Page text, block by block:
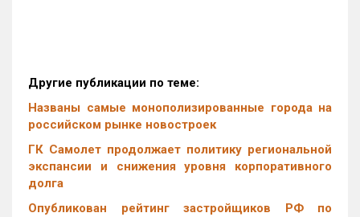
Другие публикации по теме:
Названы самые монополизированные города на
российском рынке новостроек
ГК Самолет продолжает политику региональной
экспансии и снижения уровня корпоративного
долга
Опубликован рейтинг застройщиков РФ по